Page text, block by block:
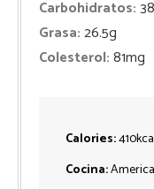
Carbohidratos:
Grasa:26.5g
Colesterol:81mg
Calories:410
Cocina: